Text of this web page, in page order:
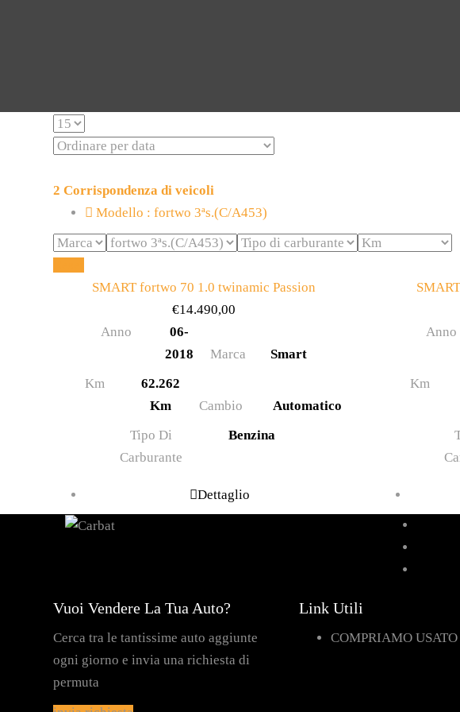
2 Corrispondenza di veicoli
Modello : fortwo 3ªs.(C/A453)
SMART fortwo 70 1.0 twinamic Passion
€14.490,00
Anno
06-
2018
Marca
Smart
Km
62.262
Km
Cambio
Automatico
Tipo Di
Carburante
Benzina
Dettaglio
Anno
Km
Vuoi Vendere La Tua Auto?
Cerca tra le tantissime auto aggiunte
ogni giorno e invia una richiesta di
permuta
Link Utili
COMPRIAMO USATO